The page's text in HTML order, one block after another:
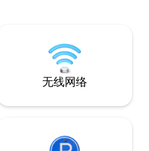
大自然中，放松身
无线网络